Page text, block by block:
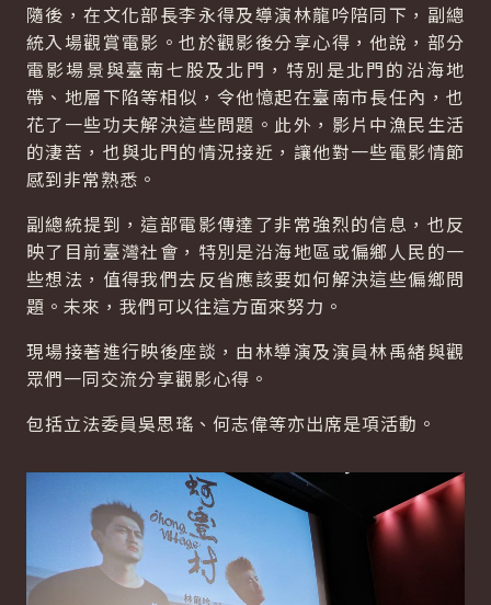
隨後，在文化部長李永得及導演林龍吟陪同下，副總
統入場觀賞電影。也於觀影後分享心得，他說，部分
電影場景與臺南七股及北門，特別是北門的沿海地
帶、地層下陷等相似，令他憶起在臺南市長任內，也
花了一些功夫解決這些問題。此外，影片中漁民生活
的淒苦，也與北門的情況接近，讓他對一些電影情節
感到非常熟悉。
副總統提到，這部電影傳達了非常強烈的信息，也反
映了目前臺灣社會，特別是沿海地區或偏鄉人民的一
些想法，值得我們去反省應該要如何解決這些偏鄉問
題。未來，我們可以往這方面來努力。
現場接著進行映後座談，由林導演及演員林禹緒與觀
眾們一同交流分享觀影心得。
包括立法委員吳思瑤、何志偉等亦出席是項活動。